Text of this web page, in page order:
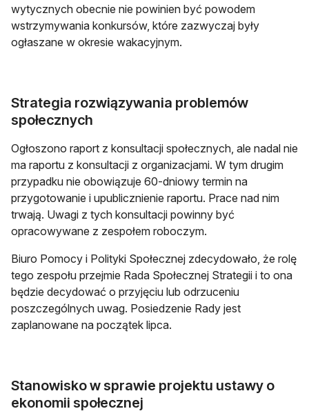
wytycznych obecnie nie powinien być powodem
wstrzymywania konkursów, które zazwyczaj były
ogłaszane w okresie wakacyjnym.
Strategia rozwiązywania problemów
społecznych
Ogłoszono raport z konsultacji społecznych, ale nadal nie
ma raportu z konsultacji z organizacjami. W tym drugim
przypadku nie obowiązuje 60-dniowy termin na
przygotowanie i upublicznienie raportu. Prace nad nim
trwają. Uwagi z tych konsultacji powinny być
opracowywane z zespołem roboczym.
Biuro Pomocy i Polityki Społecznej zdecydowało, że rolę
tego zespołu przejmie Rada Społecznej Strategii i to ona
będzie decydować o przyjęciu lub odrzuceniu
poszczególnych uwag. Posiedzenie Rady jest
zaplanowane na początek lipca.
Stanowisko w sprawie projektu ustawy o
ekonomii społecznej